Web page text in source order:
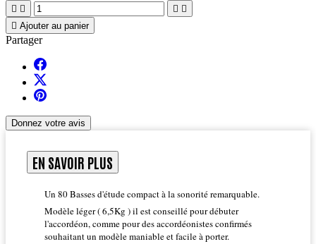
   
 Ajouter au panier
Partager
Donnez votre avis
EN SAVOIR PLUS
Un 80 Basses d'étude compact à la sonorité remarquable.
Modèle léger ( 6,5Kg ) il est conseillé pour débuter
l'accordéon, comme pour des accordéonistes confirmés
souhaitant un modèle maniable et facile à porter.